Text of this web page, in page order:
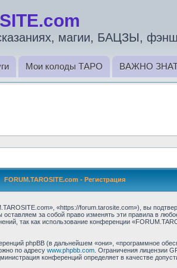
магии, БАЦЗЫ,
Мои колоды ТАРО ВАЖНО
FORUM.TAROSITE.com - Регистрация
«https://forum.tarosite.com»), вы
за собой право изменять эти правила в
так как использование конференции
phpBB (в дальнейшем «они», «программное
по адресу www.phpbb.com. Ограничения лицензии
конференций определяет в качестве